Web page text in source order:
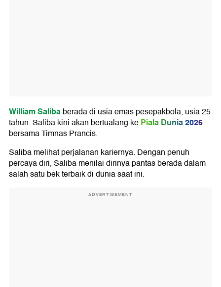
William Salibaberada di usia emas pesepakbola, usia 25
tahun. Saliba kini akan bertualang kePiala Dunia 2026
bersama Timnas Prancis.
Saliba melihat perjalanan kariernya. Dengan penuh
percaya diri, Saliba menilai dirinya pantas berada dalam
salah satu bek terbaik di dunia saat ini.
ADVERTISEMENT